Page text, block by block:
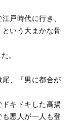
戸時代に行き、
いう大まかな骨
。
、「男に都合が
キドキした高揚
悪人が一人も登